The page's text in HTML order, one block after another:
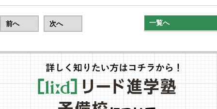
前へ 次へ 一覧へ